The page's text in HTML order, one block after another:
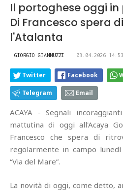
Il portoghese oggi
Di Francesco spera
l'Atalanta
GIORGIO GIANNUZZI 03.04.2026 14:53
Twitter Facebook
Telegram Email
ACAYA - Segnali
mattutina di oggi all'Acaya
Francesco che spera di
regolarmente in campo
“Via del Mare”.
La novità di oggi, come detto,